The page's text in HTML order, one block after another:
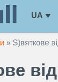
UA
» S)вяткове